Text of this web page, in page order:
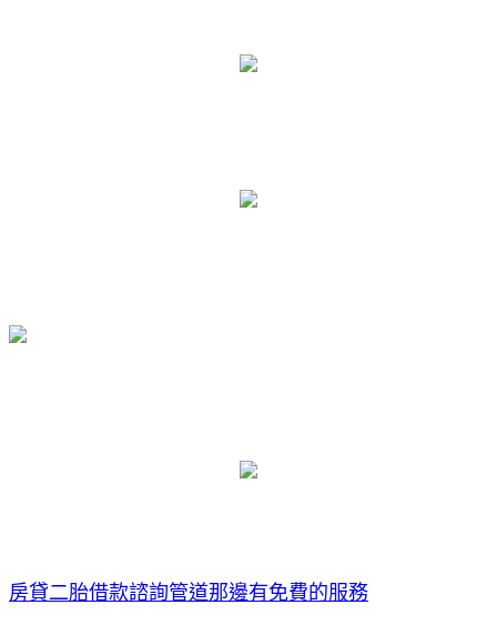
房貸二胎借款諮詢管道那邊有免費的服務